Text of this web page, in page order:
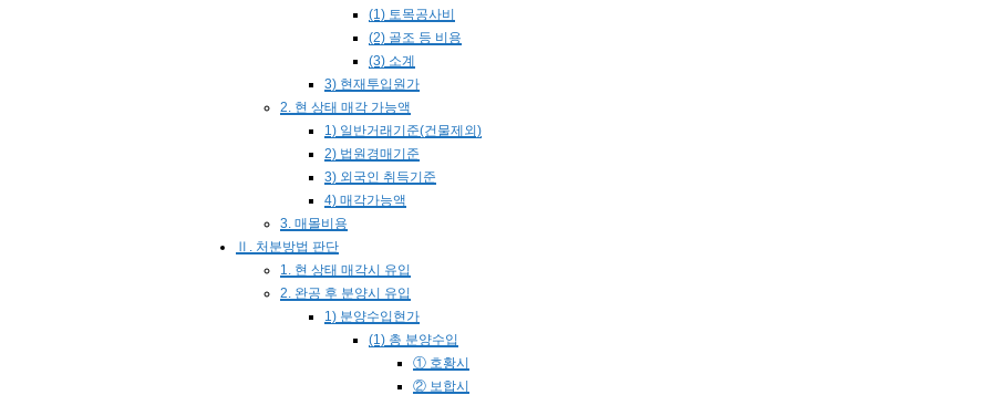
(1) 토목공사비
(2) 골조 등 비용
(3) 소계
3) 현재투입원가
2. 현 상태 매각 가능액
1) 일반거래기준(건물제외)
2) 법원경매기준
3) 외국인 취득기준
4) 매각가능액
3. 매몰비용
Ⅱ. 처분방법 판단
1. 현 상태 매각시 유입
2. 완공 후 분양시 유입
1) 분양수입현가
(1) 총 분양수입
① 호황시
② 보합시